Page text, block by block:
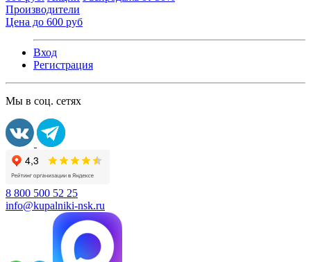
Производители
Цена до 600 руб
Вход
Регистрация
Мы в соц. сетях
8 800 500 52 25
info@kupalniki-nsk.ru